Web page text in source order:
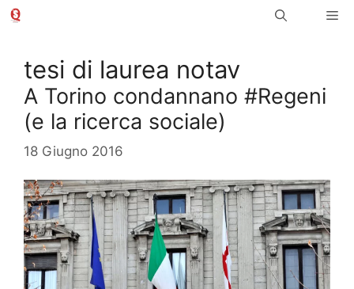
Vai
tesi di laurea notav
A Torino condannano #Regeni
(e la ricerca sociale)
18 Giugno 2016